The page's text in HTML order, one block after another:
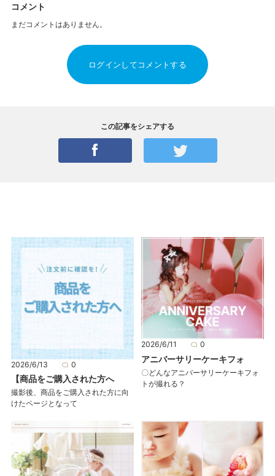
コメント
まだコメントはありません。
ログインしてコメントする
この記事をシェアする
2026/6/13 0
【商品をご購入された方へ
撮影後、商品をご購入された方に向
けたページとなって
2026/6/11 0
アニバーサリーケーキフォ
〇どんなアニバーサリーケーキフォ
トが撮れる？